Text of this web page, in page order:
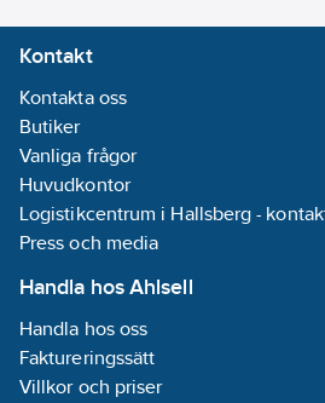
Kontakt
Kontakta oss
Butiker
Vanliga frågor
Huvudkontor
Logistikcentrum i Hallsberg -
Press och media
Handla hos Ahlsell
Handla hos oss
Faktureringssätt
Villkor och priser